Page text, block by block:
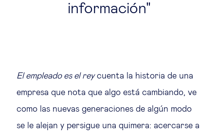
información
El empleado es el reycuenta la historia de una
empresa que nota que algo está cambiando, ve
como las nuevas generaciones de algún modo
se le alejan y persigue una quimera: acercarse a